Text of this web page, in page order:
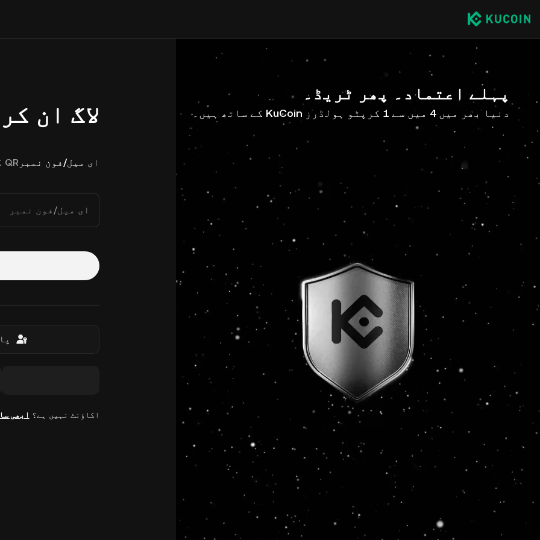
پہلے اعتماد۔ پھر ٹریڈ۔
دنیا بھر میں 4 میں سے 1 کرپٹو ہولڈرز KuCoin کے ساتھ ہیں۔ لاگ ان
ای میل/فون نمبر QR کوڈ
ای میل/فون نمبر
اکاؤنٹ نہیں ہے؟ ابھی